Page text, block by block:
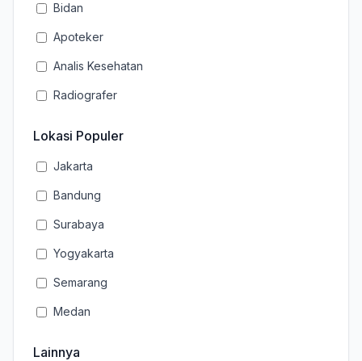
Bidan
Apoteker
Analis Kesehatan
Radiografer
Lokasi Populer
Jakarta
Bandung
Surabaya
Yogyakarta
Semarang
Medan
Lainnya